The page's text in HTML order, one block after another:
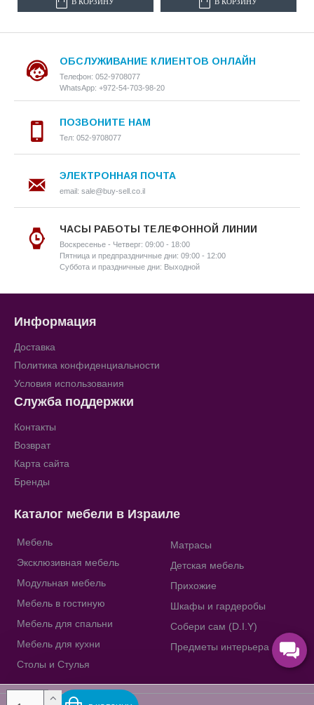
ОБСЛУЖИВАНИЕ КЛИЕНТОВ ОНЛАЙН
Телефон: 052-9708077
WhatsApp: +972-54-703-98-20
ПОЗВОНИТЕ НАМ
Тел: 052-9708077
ЭЛЕКТРОННАЯ ПОЧТА
email: sale@buy-sell.co.il
ЧАСЫ РАБОТЫ ТЕЛЕФОННОЙ ЛИНИИ
Воскресенье - Четверг: 09:00 - 18:00
Пятница и предпраздничные дни: 09:00 - 12:00
Суббота и праздничные дни: Выходной
Информация
Доставка
Политика конфиденциальности
Условия использования
Служба поддержки
Контакты
Возврат
Карта сайта
Бренды
Каталог мебели в Израиле
Мебель
Эксклюзивная мебель
Модульная мебель
Мебель в гостиную
Мебель для спальни
Мебель для кухни
Столы и Стулья
Матрасы
Детская мебель
Прихожие
Шкафы и гардеробы
Собери сам (D.I.Y)
Предметы интерьера